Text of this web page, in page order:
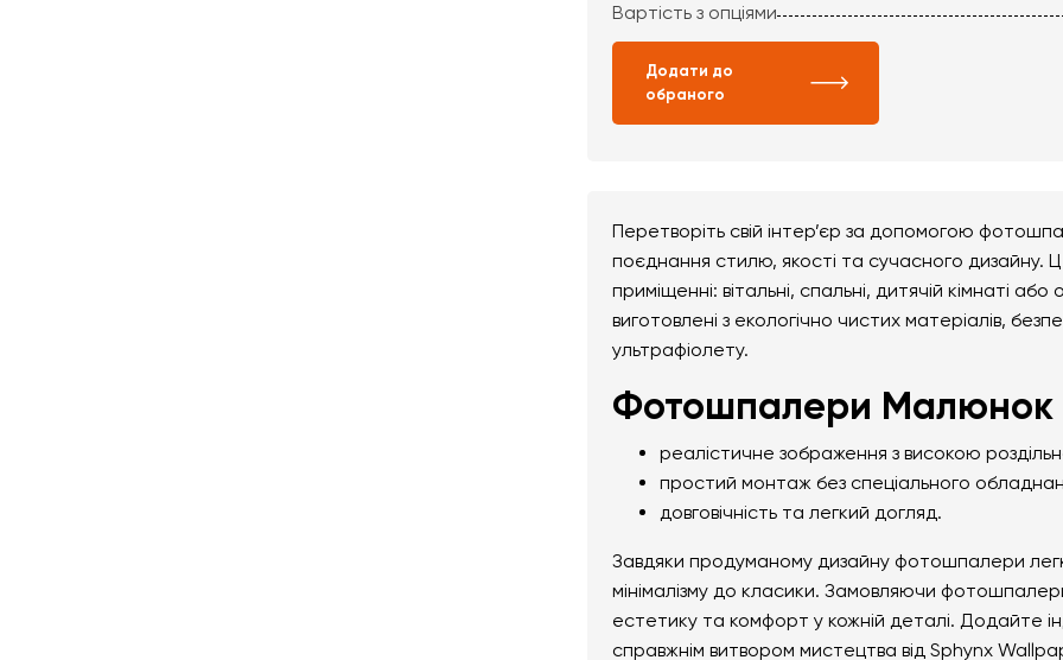
Вартість з опціями
Додати до
обраного
Перетворіть свій інтер’єр за допомогою
поєднання стилю, якості та сучасного дизайну.
приміщенні: вітальні, спальні, дитячій кімнаті
виготовлені з екологічно чистих матеріалів,
ультрафіолету.
Фотошпалери Малюнок
реалістичне зображення з високою
простий монтаж без спеціального
довговічність та легкий догляд.
Завдяки продуманому дизайну фотошпалери
мінімалізму до класики. Замовляючи
естетику та комфорт у кожній деталі. Додайте
справжнім витвором мистецтва від Sphynx